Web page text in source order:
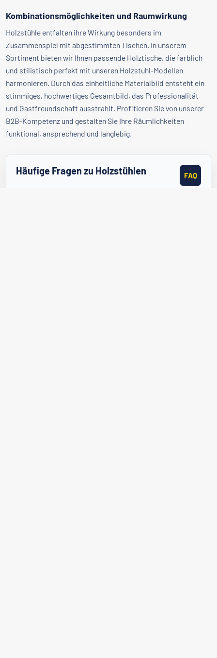
Kombinationsmöglichkeiten und Raumwirkung
Holzstühle entfalten ihre Wirkung besonders im
Zusammenspiel mit abgestimmten Tischen. In unserem
Sortiment bieten wir Ihnen passende Holztische, die farblich
und stilistisch perfekt mit unseren Holzstuhl-Modellen
harmonieren. Durch das einheitliche Materialbild entsteht ein
stimmiges, hochwertiges Gesamtbild, das Professionalität
und Gastfreundschaft ausstrahlt. Profitieren Sie von unserer
B2B-Kompetenz und gestalten Sie Ihre Räumlichkeiten
funktional, ansprechend und langlebig.
Häufige Fragen zu Holzstühlen FAQ